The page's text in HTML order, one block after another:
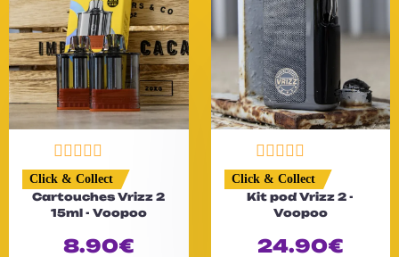
N
o
t
e
Click & Collect
Cartouches Vrizz 2
15ml - Voopoo
8.90€
N
o
0
Click & Collect
Kit pod Vrizz 2 -
Voopoo
24.90€